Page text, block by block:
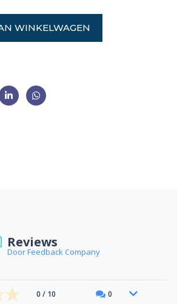
WINKELWAGEN
Reviews
Door Feedback Company
0 / 10 0